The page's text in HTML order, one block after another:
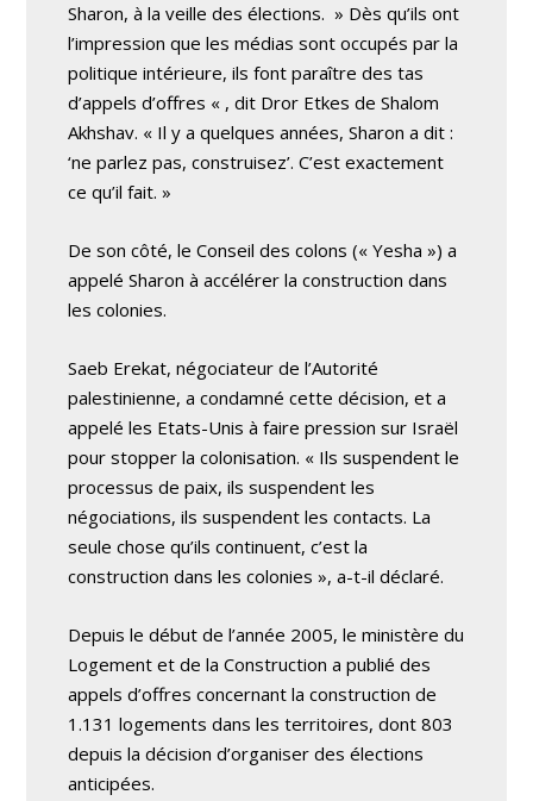
Sharon, à la veille des élections. » Dès qu’ils ont
l’impression que les médias sont occupés par la
politique intérieure, ils font paraître des tas
d’appels d’offres « , dit Dror Etkes de Shalom
Akhshav. « Il y a quelques années, Sharon a dit :
‘ne parlez pas, construisez’. C’est exactement
ce qu’il fait. »
De son côté, le Conseil des colons (« Yesha ») a
appelé Sharon à accélérer la construction dans
les colonies.
Saeb Erekat, négociateur de l’Autorité
palestinienne, a condamné cette décision, et a
appelé les Etats-Unis à faire pression sur Israël
pour stopper la colonisation. « Ils suspendent le
processus de paix, ils suspendent les
négociations, ils suspendent les contacts. La
seule chose qu’ils continuent, c’est la
construction dans les colonies », a-t-il déclaré.
Depuis le début de l’année 2005, le ministère du
Logement et de la Construction a publié des
appels d’offres concernant la construction de
1.131 logements dans les territoires, dont 803
depuis la décision d’organiser des élections
anticipées.